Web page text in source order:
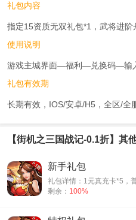
礼包内容
指定15资质无双礼包*1，武将进
使用说明
游戏主城界面—福利—兑换码—输
礼包有效期
长期有效，IOS/安卓/H5，全区/全
【街机之三国战记-0.1折】其
新手礼包
剩余： 100%